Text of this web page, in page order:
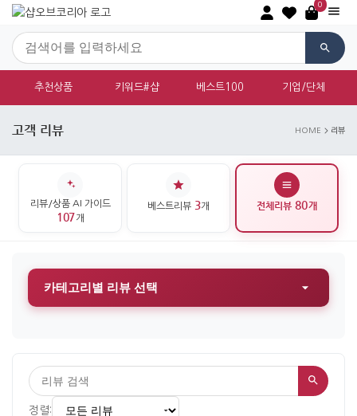
0
추천상품 키워드#샵 베스트100 기업/단체
고객 리뷰 HOME 리뷰
리뷰/상품 AI 가이드
107개
베스트리뷰 3개 전체리뷰 80개
카테고리별 리뷰 선택
정렬: